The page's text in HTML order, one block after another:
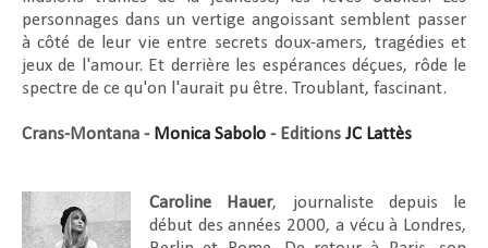
personnages dans un vertige angoissant semblent passer
à côté de leur vie entre secrets doux-amers, tragédies et
jeux de l'amour. Et derrière les espérances déçues, rôde le
spectre de ce qu'on l'aurait pu être. Troublant, fascinant.
Crans-Montana - Monica Sabolo - Editions JC Lattès
Caroline Hauer, journaliste depuis le
début des années 2000, a vécu à Londres,